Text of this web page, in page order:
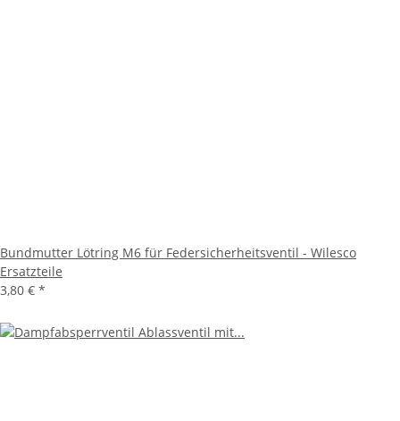
Bundmutter Lötring M6 für Federsicherheitsventil - Wilesco
Ersatzteile
3,80 € *